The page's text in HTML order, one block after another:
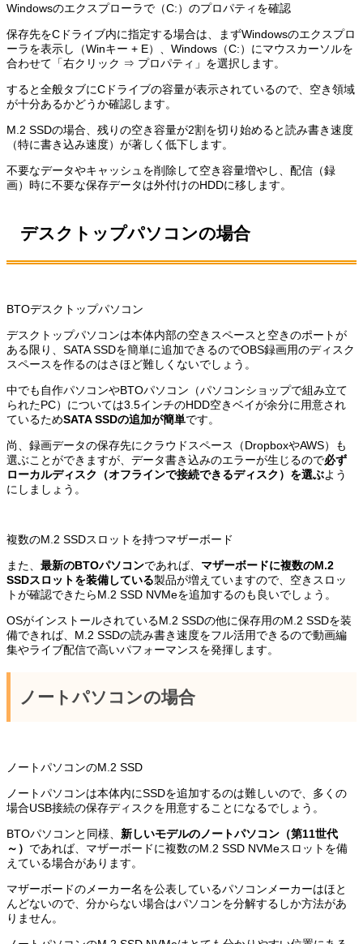
Windowsのエクスプローラで（C:）のプロパティを確認
保存先をCドライブ内に指定する場合は、まずWindowsのエクスプロ
ーラを表示し（Winキー + E）、Windows（C:）にマウスカーソルを
合わせて「右クリック ⇒ プロパティ」を選択します。
すると全般タブにCドライブの容量が表示されているので、空き領域
が十分あるかどうか確認します。
M.2 SSDの場合、残りの空き容量が2割を切り始めると読み書き速度
（特に書き込み速度）が著しく低下します。
不要なデータやキャッシュを削除して空き容量増やし、配信（録
画）時に不要な保存データは外付けのHDDに移します。
デスクトップパソコンの場合
BTOデスクトップパソコン
デスクトップパソコンは本体内部の空きスペースと空きのポートが
ある限り、SATA SSDを簡単に追加できるのでOBS録画用のディスク
スペースを作るのはさほど難しくないでしょう。
中でも自作パソコンやBTOパソコン（パソコンショップで組み立て
られたPC）については3.5インチのHDD空きベイが余分に用意され
ているためSATA SSDの追加が簡単です。
尚、録画データの保存先にクラウドスペース（DropboxやAWS）も
選ぶことができますが、データ書き込みのエラーが生じるので必ず
ローカルディスク（オフラインで接続できるディスク）を選ぶよう
にしましょう。
複数のM.2 SSDスロットを持つマザーボード
また、 最新のBTOパソコンであれば、 マザーボードに複数のM.2
SSDスロットを装備している製品が増えていますので、空きスロッ
トが確認できたらM.2 SSD NVMeを追加するのも良いでしょう。
OSがインストールされているM.2 SSDの他に保存用のM.2 SSDを装
備できれば、M.2 SSDの読み書き速度をフル活用できるので動画編
集やライブ配信で高いパフォーマンスを発揮します。
ノートパソコンの場合
ノートパソコンのM.2 SSD
ノートパソコンは本体内にSSDを追加するのは難しいので、多くの
場合USB接続の保存ディスクを用意することになるでしょう。
BTOパソコンと同様、 新しいモデルのノートパソコン（第11世代
～） であれば、マザーボードに複数のM.2 SSD NVMeスロットを備
えている場合があります。
マザーボードのメーカー名を公表しているパソコンメーカーはほと
んどないので、分からない場合はパソコンを分解するしか方法があ
りません。